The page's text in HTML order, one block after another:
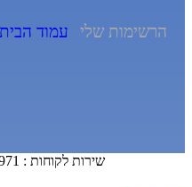
הרשימות שלי עמוד הבית
שירות לקוחות : 053-3031971